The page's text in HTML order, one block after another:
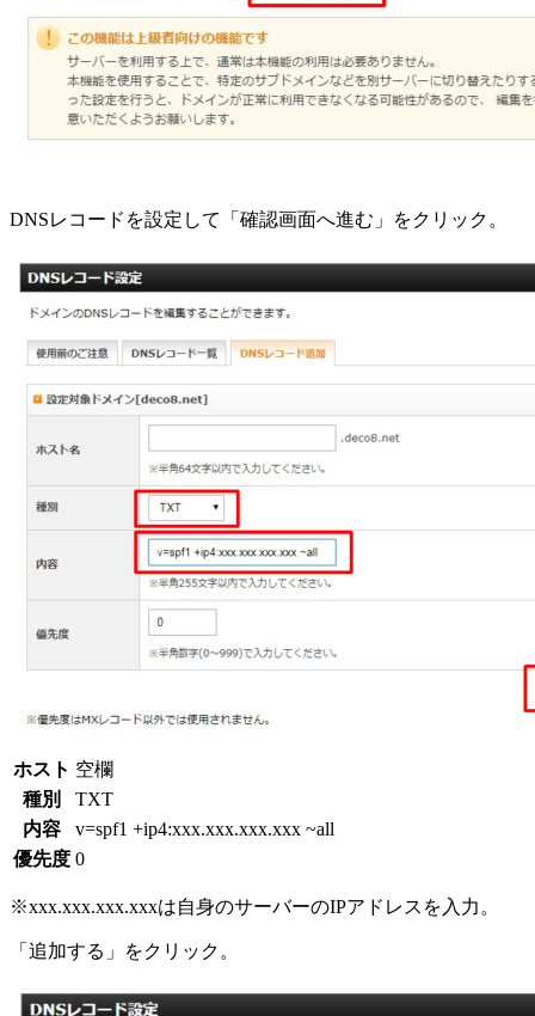
DNSレコードを設定して「確認画面へ進む」をクリック。
ホスト 空欄
種別
TXT
内容
v=spf1 +ip4:xxx.xxx.xxx.xxx ~all
優先度 0
※xxx.xxx.xxx.xxxは自身のサーバーのIPアドレスを入力。
「追加する」をクリック。